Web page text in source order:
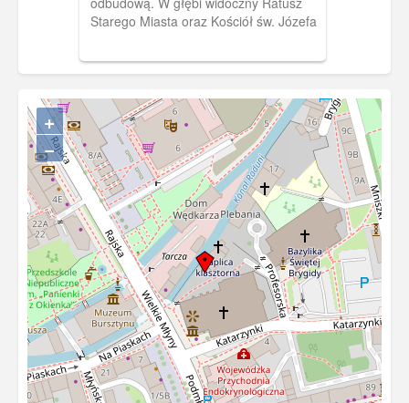
Starego Miasta oraz Kościół św. Józefa
+
−